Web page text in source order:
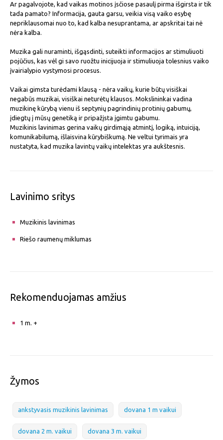
Ar pagalvojote, kad vaikas motinos įsčiose pasaulį pirma išgirsta ir tik
tada pamato? Informacija, gauta garsu, veikia visą vaiko esybę
nepriklausomai nuo to, kad kalba nesuprantama, ar apskritai tai nė
nėra kalba.
Muzika gali nuraminti, išgąsdinti, suteikti informacijos ar stimuliuoti
pojūčius, kas vėl gi savo ruožtu inicijuoja ir stimuliuoja tolesnius vaiko
įvairialypio vystymosi procesus.
Vaikai gimsta turėdami klausą - nėra vaikų, kurie būtų visiškai
negabūs muzikai, visiškai neturėtų klausos. Mokslininkai vadina
muzikinę kūrybą vienu iš septynių pagrindinių protinių gabumų,
įdiegtų į mūsų genetiką ir pripažįsta įgimtu gabumu.
Muzikinis lavinimas gerina vaikų girdimąją atmintį, logiką, intuiciją,
komunikabilumą, išlaisvina kūrybiškumą. Ne veltui tyrimais yra
nustatyta, kad muzika lavintų vaikų intelektas yra aukštesnis.
Lavinimo sritys
Muzikinis lavinimas
Riešo raumenų miklumas
Rekomenduojamas amžius
1 m. +
Žymos
ankstyvasis muzikinis lavinimas dovana 1 m vaikui
dovana 2 m. vaikui dovana 3 m. vaikui